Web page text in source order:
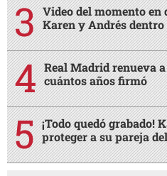
Video del momento en
Karen y Andrés dentro
Real Madrid renueva
cuántos años firmó
¡Todo quedó grabado!
proteger a su pareja